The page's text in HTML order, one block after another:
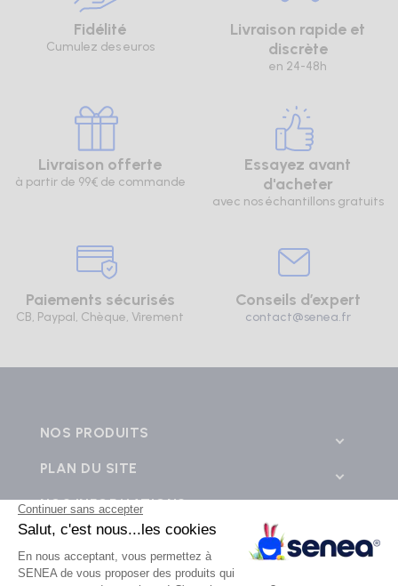
Fidélité
Cumulez des euros
Livraison rapide et
discrète
en 24-48h
Livraison offerte
à partir de 99€ de commande
Essayez avant
d'acheter
avec nos échantillons gratuits
Paiements sécurisés
CB, Paypal, Chèque, Virement
Conseils d’expert
contact@senea.fr
NOS PRODUITS
PLAN DU SITE
NOS INFORMATIONS
CONTACTEZ-NOUS